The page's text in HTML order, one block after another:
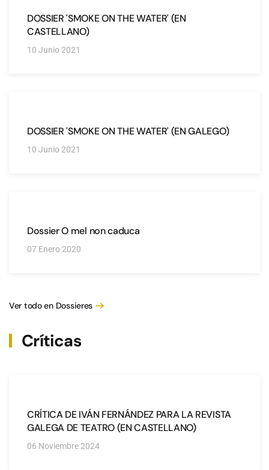
DOSSIER 'SMOKE ON THE WATER' (EN
CASTELLANO)
10 Junio 2021
DOSSIER 'SMOKE ON THE WATER' (EN GALEGO)
10 Junio 2021
Dossier O mel non caduca
07 Enero 2020
Ver todo en Dossieres
Críticas
CRÍTICA DE IVÁN FERNÁNDEZ PARA LA REVISTA
GALEGA DE TEATRO (EN CASTELLANO)
06 Noviembre 2024